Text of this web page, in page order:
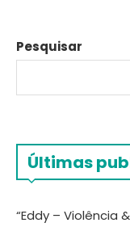
Pesquisar
Últimas
“Eddy – Violência